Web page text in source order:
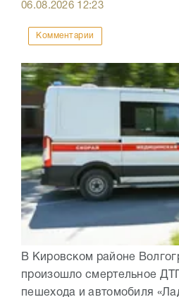
06.08.2026 12:23
Комментарии
В Кировском районе
произошло смертельное
пешехода и автомобиля